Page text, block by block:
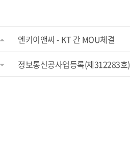
엔키이앤씨 - KT 간 MOU체결
정보통신공사업등록(제312283호)